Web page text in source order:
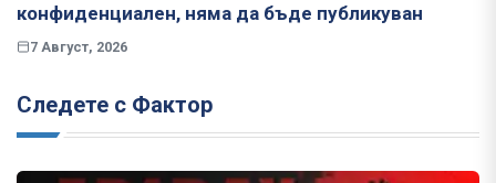
конфиденциален, няма да бъде публикуван
7 Август, 2026
Следете с Фактор